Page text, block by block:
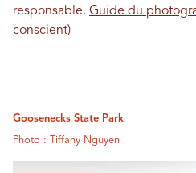
responsable. Guide du
conscient)
Goosenecks State Park
Photo : Tiffany Nguyen